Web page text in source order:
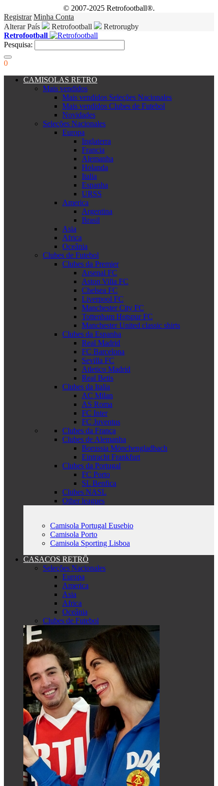
© 2007-2025 Retrofootball®.
Registrar Minha Conta
Alterar País
Retrofootball
Retrorugby
Retrofootball
Pesquisa:
0
CAMISOLAS RETRO
Mais vendidos
Mais vendidos Seleções Nacionales
Mais vendidos Clubes de Futebol
Novidades
Seleções Nacionales
Europa
Inglaterra
Francia
Alemanha
Holanda
Italia
Espanha
URSS
America
Argentina
Brasil
Asia
Africa
Oceânia
Clubes de Futebol
Clubes da Premier
Arsenal FC
Aston Villa FC
Chelsea FC
Liverpool FC
Manchester City FC
Tottenham Hotspur FC
Manchester United classic shirts
Clubes da Espanha
Real Madrid
FC Barcelona
Sevilla FC
Atletico Madrid
Real Betis
Clubes da Italia
AC Milan
AS Roma
FC Inter
FC Juventus
Clubes da França
Clubes de Alemanha
Borussia Mönchengladbach
Eintracht Frankfurt
Clubes da Portugal
FC Porto
SL Benfica
Clubes NASL
Other leagues
Camisola Portugal Eusebio
Camisola Porto
Camisola Sporting Lisboa
CASACOS RETRÔ
Seleções Nacionales
Europa
America
Asia
Africa
Oceânia
Clubes de Futebol